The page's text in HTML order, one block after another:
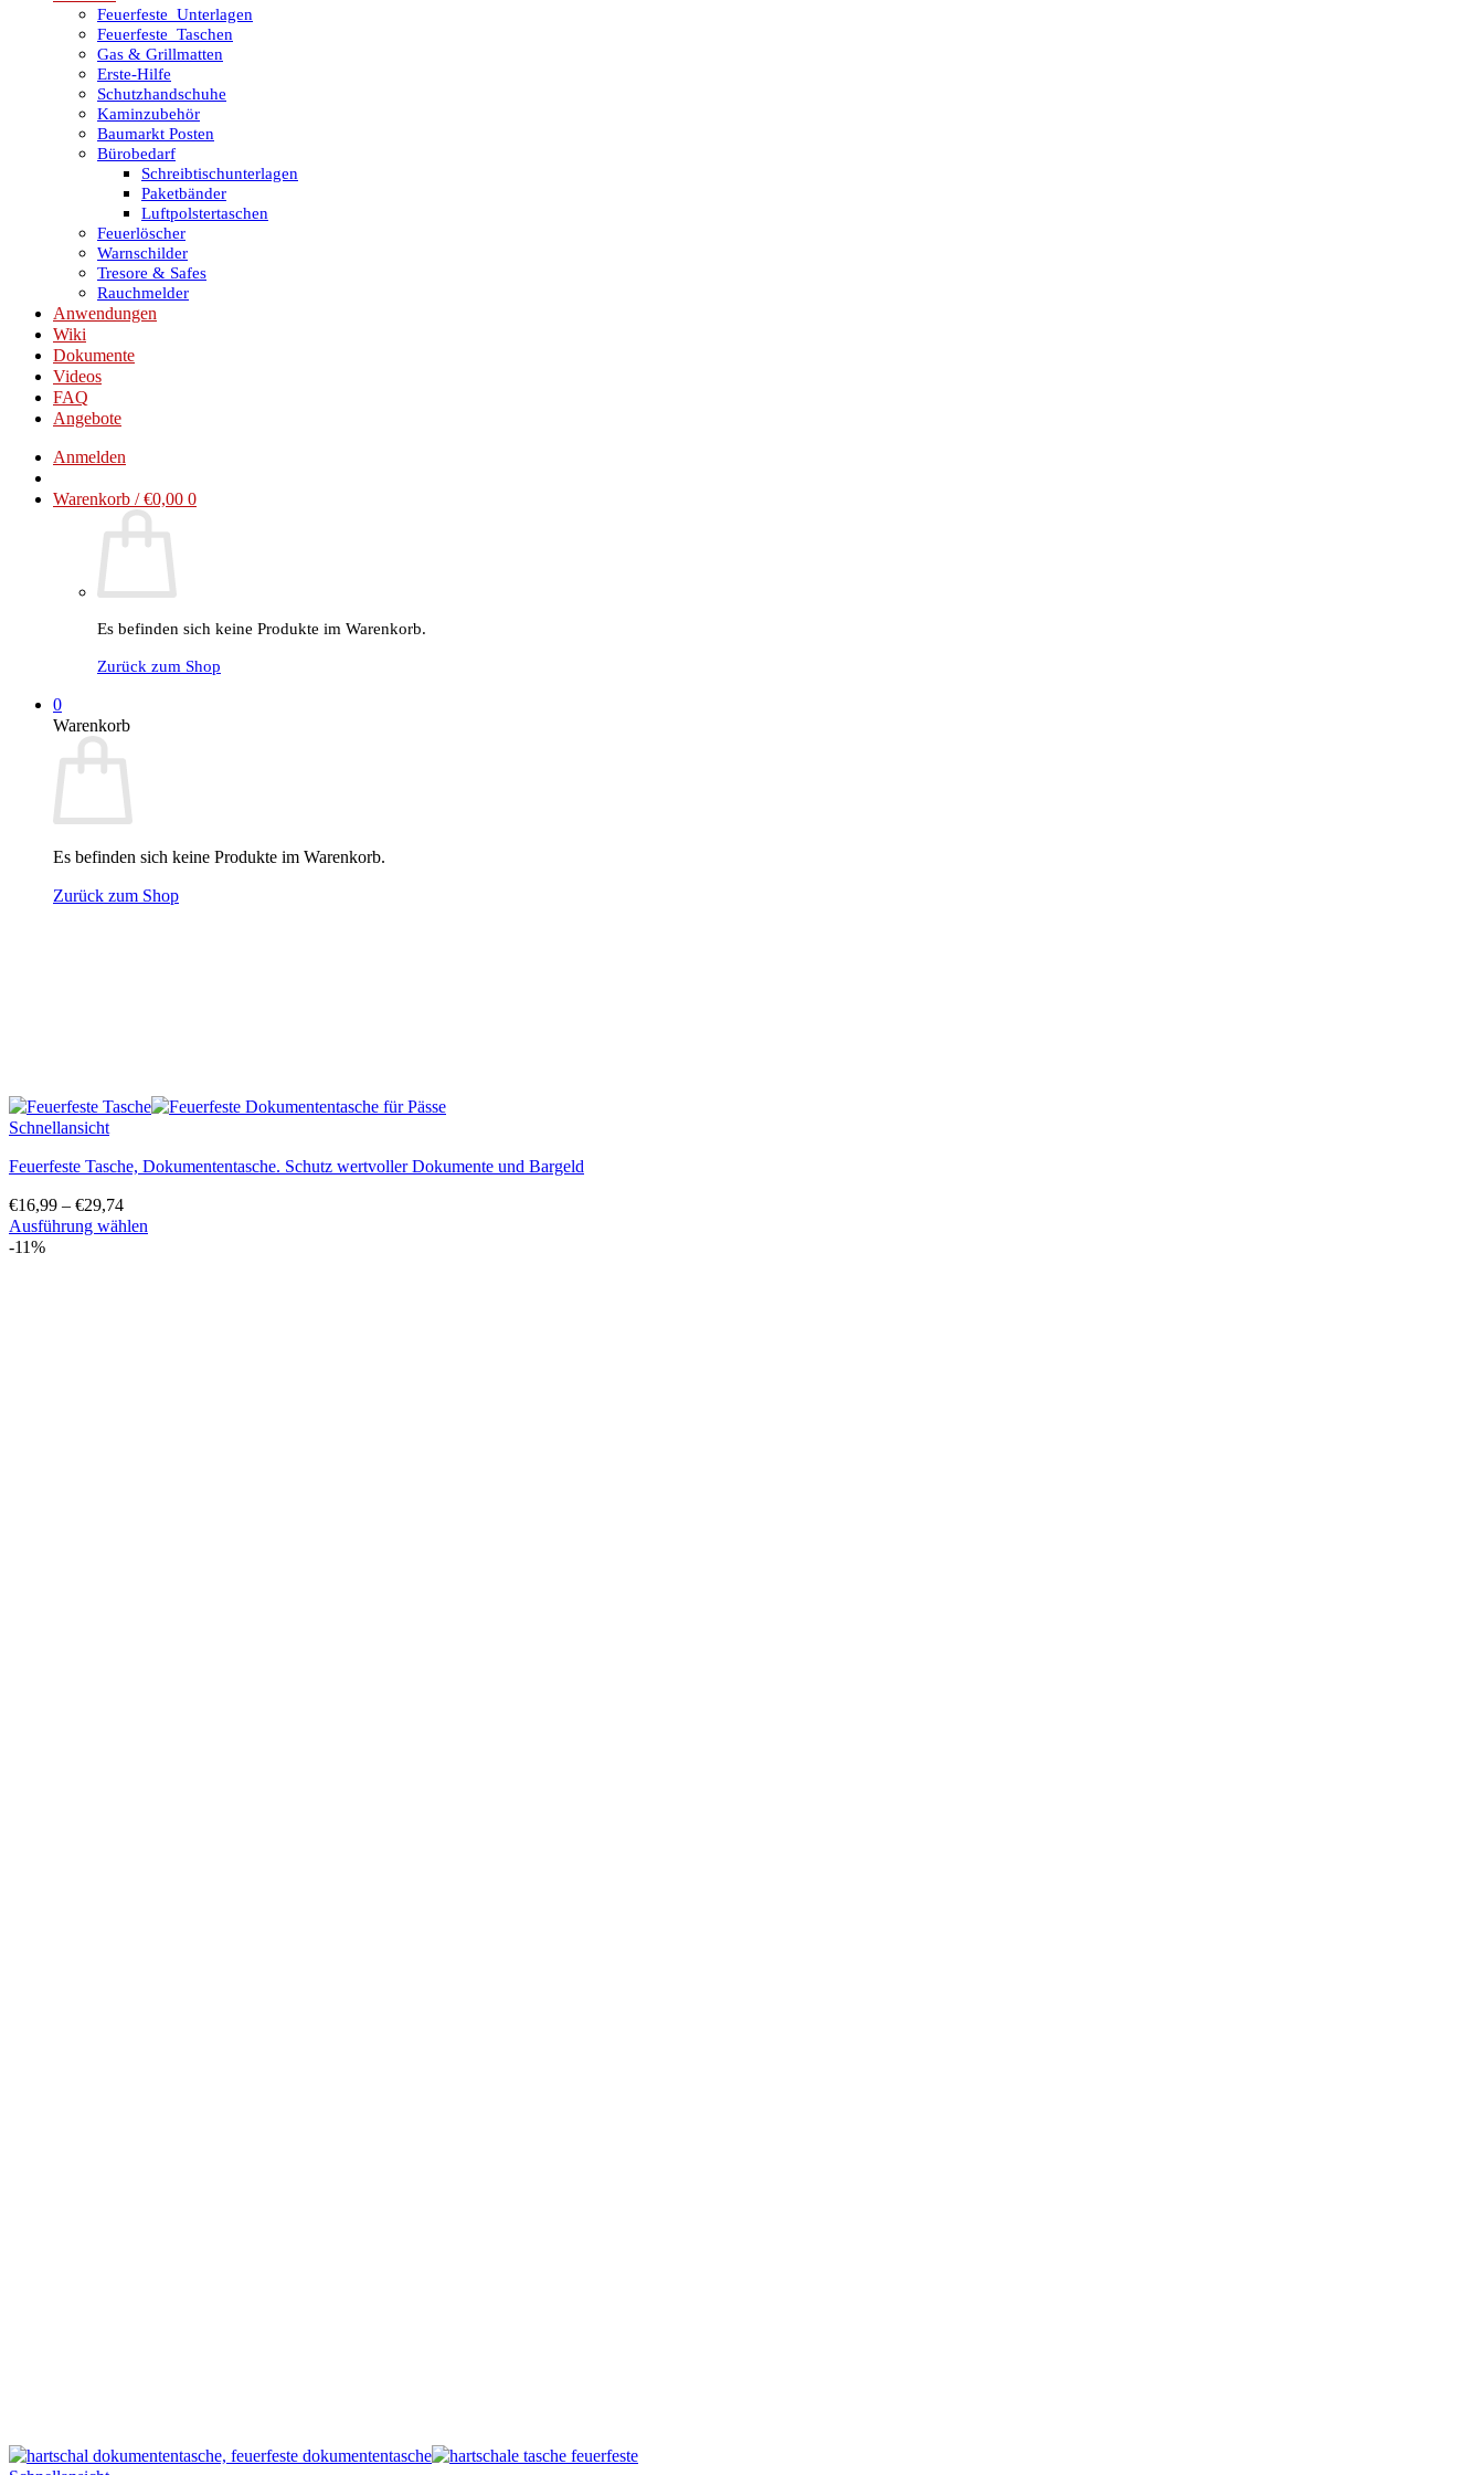
Feuerfeste_Unterlagen
Feuerfeste_Taschen
Gas & Grillmatten
Erste-Hilfe
Schutzhandschuhe
Kaminzubehör
Baumarkt Posten
Bürobedarf
Schreibtischunterlagen
Paketbänder
Luftpolstertaschen
Feuerlöscher
Warnschilder
Tresore & Safes
Rauchmelder
Anwendungen
Wiki
Dokumente
Videos
FAQ
Angebote
Anmelden
Warenkorb /€0,00 0
Es befinden sich keine Produkte im Warenkorb.
Zurück zum Shop
0
Warenkorb
Es befinden sich keine Produkte im Warenkorb.
Zurück zum Shop
Schnellansicht
Feuerfeste Tasche, Dokumententasche. Schutz wertvoller Dokumente und Bargeld
€16,99 – €29,74
Ausführung wählen
Dieses
-11%